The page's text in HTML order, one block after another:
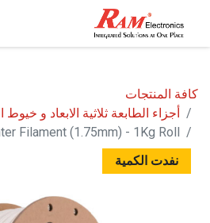
كافة المنتجات
أجزاء الطابعة ثلاثية الابعاد و
Filament (1.75mm) - 1Kg Roll
نفدت الكمية